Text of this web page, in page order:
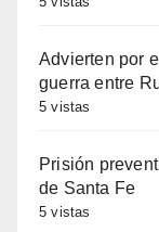
Advierten por
guerra entre
5 vistas
Prisión
de Santa Fe
5 vistas